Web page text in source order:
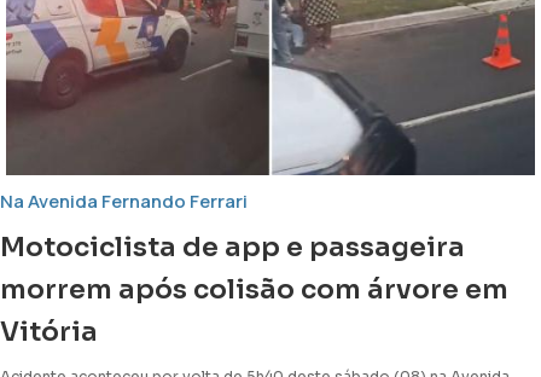
Na Avenida Fernando Ferrari
Motociclista de app e passageira
morrem após colisão com árvore em
Vitória